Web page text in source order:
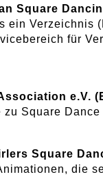
Square
ein
für
e.V.
Square
Square
die